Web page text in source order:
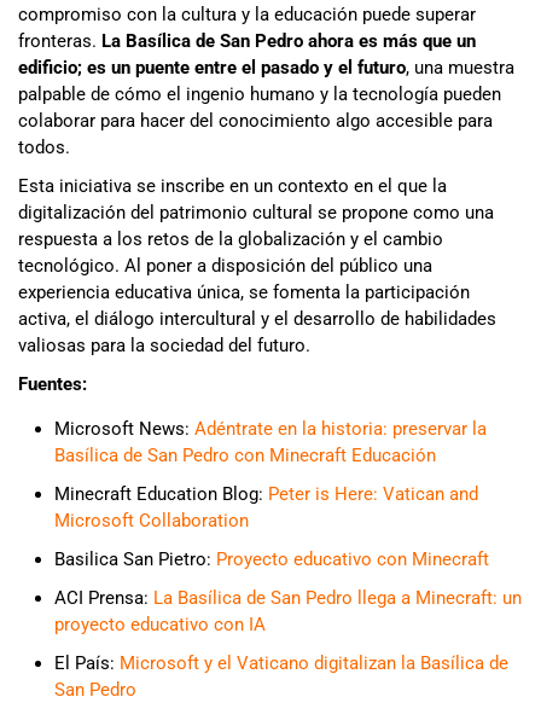
compromiso con la cultura y la educación puede superar
fronteras. La Basílica de San Pedro ahora es más que un
edificio; es un puente entre el pasado y el futuro, una muestra
palpable de cómo el ingenio humano y la tecnología pueden
colaborar para hacer del conocimiento algo accesible para
todos.
Esta iniciativa se inscribe en un contexto en el que la
digitalización del patrimonio cultural se propone como una
respuesta a los retos de la globalización y el cambio
tecnológico. Al poner a disposición del público una
experiencia educativa única, se fomenta la participación
activa, el diálogo intercultural y el desarrollo de habilidades
valiosas para la sociedad del futuro.
Fuentes:
Microsoft News: Adéntrate en la historia: preservar la
Basílica de San Pedro con Minecraft Educación
Minecraft Education Blog: Peter is Here: Vatican and
Microsoft Collaboration
Basilica San Pietro: Proyecto educativo con Minecraft
ACI Prensa: La Basílica de San Pedro llega a Minecraft: un
proyecto educativo con IA
El País: Microsoft y el Vaticano digitalizan la Basílica de
San Pedro